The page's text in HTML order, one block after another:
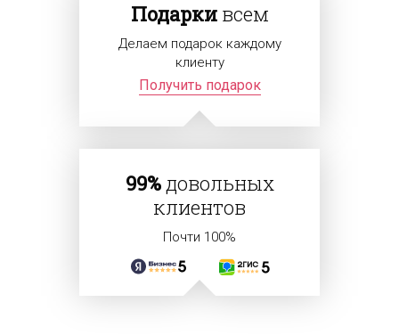
Подаркивсем
Делаем подарок каждому
клиенту
Получить подарок
99%довольных
клиентов
Почти 100%